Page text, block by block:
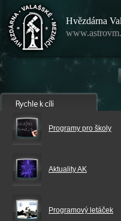
Hvězdárna
Programy pro školy
Aktuality AK
Programový letáček